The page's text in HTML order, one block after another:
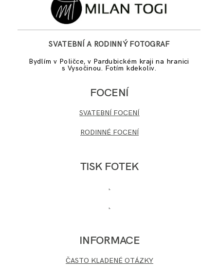
FOCENÍ
INFORMACE
TISK FOTEK
.
SVATEBNÍ A RODINNÝ FOTOGRAF
ČASTO KLADENÉ OTÁZKY
SVATEBNÍ FOCENÍ
Bydlím v Poličce, v Pardubickém kraji na hranici
s Vysočinou. Fotím kdekoliv.
RODINNÉ FOCENÍ
.